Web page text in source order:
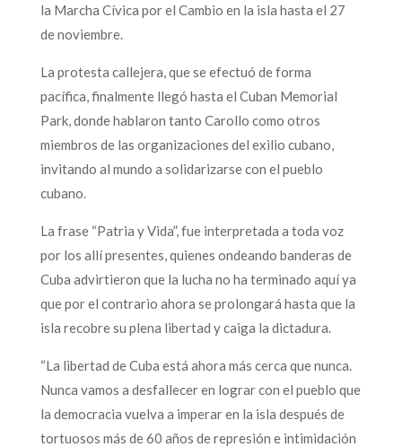
la Marcha Cívica por el Cambio en la isla hasta el 27
de noviembre.
La protesta callejera, que se efectuó de forma
pacífica, finalmente llegó hasta el Cuban Memorial
Park, donde hablaron tanto Carollo como otros
miembros de las organizaciones del exilio cubano,
invitando al mundo a solidarizarse con el pueblo
cubano.
La frase “Patria y Vida”, fue interpretada a toda voz
por los allí presentes, quienes ondeando banderas de
Cuba advirtieron que la lucha no ha terminado aquí ya
que por el contrario ahora se prolongará hasta que la
isla recobre su plena libertad y caiga la dictadura.
“La libertad de Cuba está ahora más cerca que nunca.
Nunca vamos a desfallecer en lograr con el pueblo que
la democracia vuelva a imperar en la isla después de
tortuosos más de 60 años de represión e intimidación